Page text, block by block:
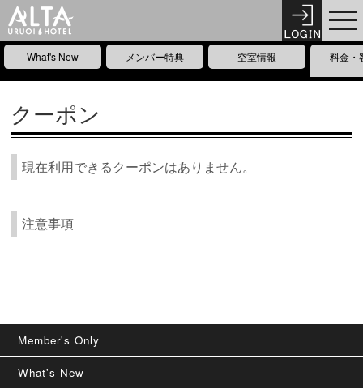
What's New メンバー特典 空室情報
料金・
報
クーポン
現在利用できるクーポンはありません。
注意事項
Member's Only
What's New